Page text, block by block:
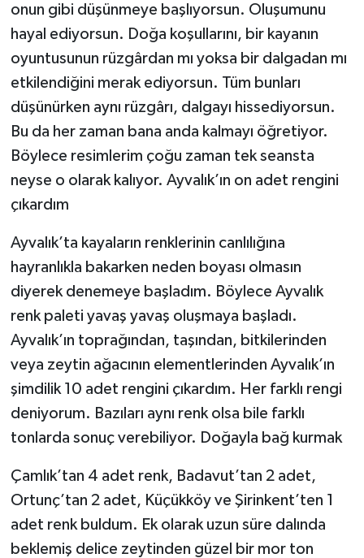
onun gibi düşünmeye başlıyorsun. Oluşumunu
hayal ediyorsun. Doğa koşullarını, bir kayanın
oyuntusunun rüzgârdan mı yoksa bir dalgadan mı
etkilendiğini merak ediyorsun. Tüm bunları
düşünürken aynı rüzgârı, dalgayı hissediyorsun.
Bu da her zaman bana anda kalmayı öğretiyor.
Böylece resimlerim çoğu zaman tek seansta
neyse o olarak kalıyor. Ayvalık’ın on adet rengini
çıkardım
Ayvalık’ta kayaların renklerinin canlılığına
hayranlıkla bakarken neden boyası olmasın
diyerek denemeye başladım. Böylece Ayvalık
renk paleti yavaş yavaş oluşmaya başladı.
Ayvalık’ın toprağından, taşından, bitkilerinden
veya zeytin ağacının elementlerinden Ayvalık’ın
şimdilik 10 adet rengini çıkardım. Her farklı rengi
deniyorum. Bazıları aynı renk olsa bile farklı
tonlarda sonuç verebiliyor. Doğayla bağ kurmak
Çamlık’tan 4 adet renk, Badavut’tan 2 adet,
Ortunç’tan 2 adet, Küçükköy ve Şirinkent’ten 1
adet renk buldum. Ek olarak uzun süre dalında
beklemiş delice zeytinden güzel bir mor ton